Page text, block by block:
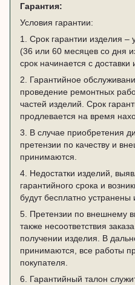
Гарантия:
Условия гарантии:
1. Срок гарантии изделия –
(36 или 60 месяцев со дня
срок начинается с доставки
2. Гарантийное
проведение ремонтных
частей изделий. Срок
продлевается на время
3. В случае приобретения
претензии по качеству и
принимаются.
4. Недостатки изделий,
гарантийного срока и
будут бесплатно устранены
5. Претензии по внешнему
также несоответствия
получении изделия. В
принимаются, все работы
покупателя.
6. Гарантийный талон